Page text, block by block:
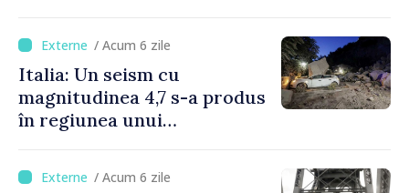
/ Acum 6 zile
Italia: Un seism cu
magnitudinea 4,7 s-a produs
în regiunea unui
de Napoli
/ Acum 6 zile